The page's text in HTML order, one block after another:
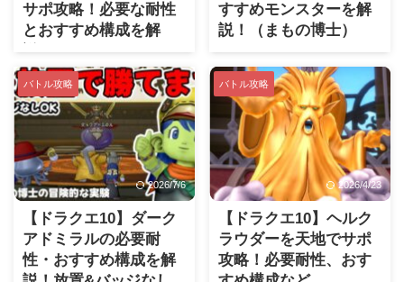
サポ攻略！必要な耐性
とおすすめ構成を解
説！
すすめモンスターを解
説！（まもの博士）
バトル攻略
2026/7/6
【ドラクエ10】ダーク
アドミラルの必要耐
性・おすすめ構成を解
バトル攻略
2026/4/23
【ドラクエ10】ヘルク
ラウダーを天地でサポ
攻略！必要耐性、おす